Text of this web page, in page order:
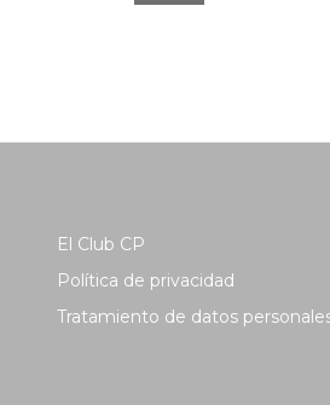
El Club CP
Política de privacidad
Tratamiento de datos